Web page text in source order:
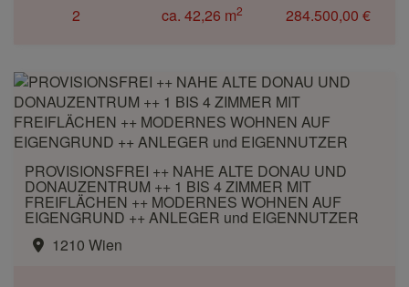
2
ca. 42,26 m2
284.500,00 €
PROVISIONSFREI ++ NAHE ALTE DONAU UND
DONAUZENTRUM ++ 1 BIS 4 ZIMMER MIT
FREIFLÄCHEN ++ MODERNES WOHNEN AUF
EIGENGRUND ++ ANLEGER und EIGENNUTZER
1210 Wien